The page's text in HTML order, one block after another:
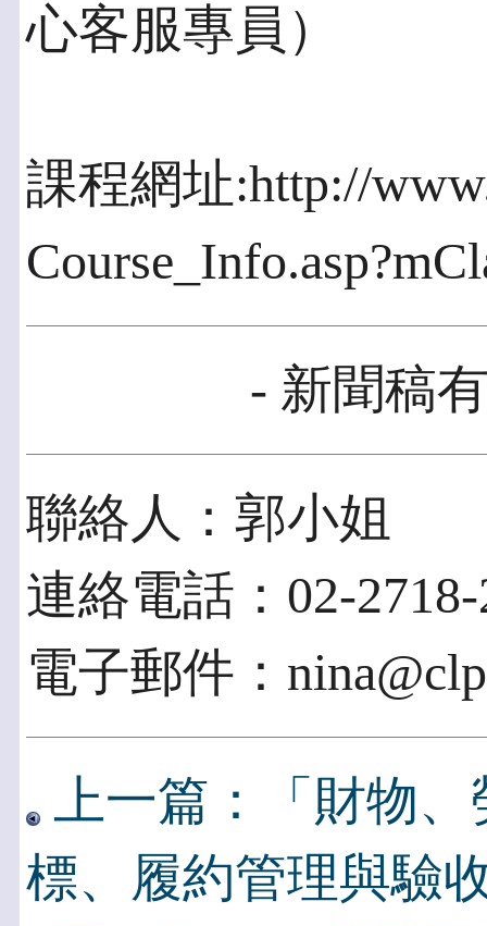
心客服專員）
課程網址:http://
- 新聞稿
聯絡人：郭小姐
連絡電話：02-2718-
電子郵件：
上一篇：「財物
標、履約管理與驗